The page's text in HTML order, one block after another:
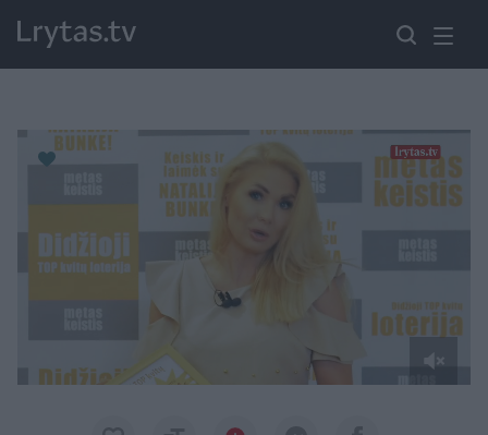
Paremkite Ukrainą